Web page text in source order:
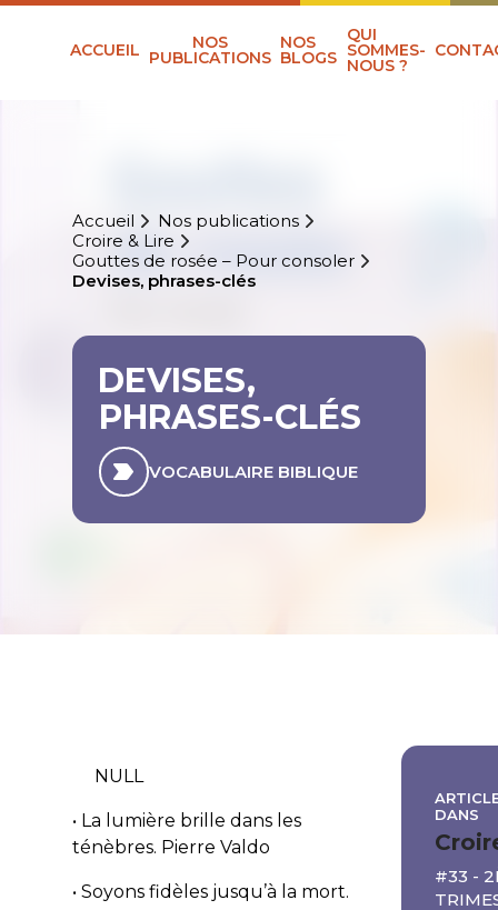
ACCUEIL NOS
PUBLICATIONS
NOS
BLOGS
QUI
SOMMES-
NOUS ?
Accueil
Nos publications
Croire & Lire
Gouttes de rosée – Pour consoler
Devises, phrases-clés
DEVISES,
PHRASES-CLÉS
VOCABULAIRE BIBLIQUE
NULL
• La lumière brille dans les
ténèbres. Pierre Valdo
• Soyons fidèles jusqu’à la mort.
DANS
#33 -